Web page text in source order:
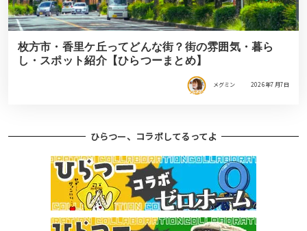
枚方市・香里ケ丘ってどんな街？街の雰囲気・暮ら
し・スポット紹介【ひらつーまとめ】
メグミン 2026年7月7日
ひらつー、コラボしてるってよ